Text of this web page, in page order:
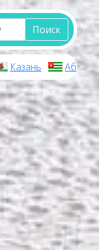
Поиск
Казань